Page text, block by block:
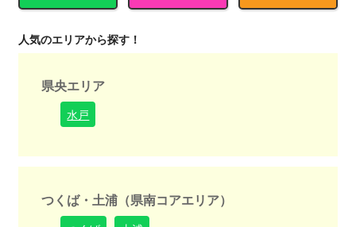
人気のエリアから探す！
県央エリア
水戸
つくば・土浦（県南コアエリア）